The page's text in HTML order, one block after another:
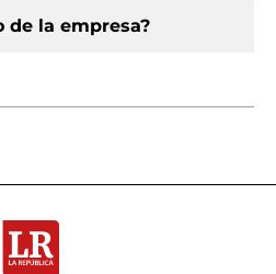
de la empresa?